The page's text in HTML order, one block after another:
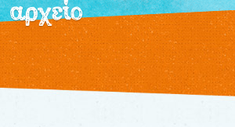
αρχείο